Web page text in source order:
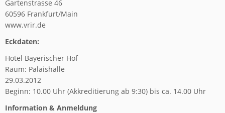
Gartenstrasse 46
60596 Frankfurt/Main
www.vrir.de
Eckdaten:
Hotel Bayerischer Hof
Raum: Palaishalle
29.03.2012
Beginn: 10.00 Uhr (Akkreditierung ab 9:30) bis ca. 14.00 Uhr
Information & Anmeldung